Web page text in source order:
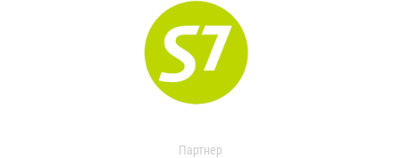
Партнер